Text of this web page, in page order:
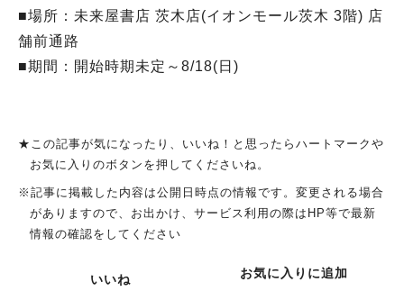
■場所：未来屋書店 茨木店(イオンモール茨木 3階) 店
舗前通路
■期間：開始時期未定～8/18(日)
★この記事が気になったり、いいね！と思ったらハートマークや
お気に入りのボタンを押してくださいね。
※記事に掲載した内容は公開日時点の情報です。変更される場合
がありますので、お出かけ、サービス利用の際はHP等で最新
情報の確認をしてください
いいね お気に入りに追加